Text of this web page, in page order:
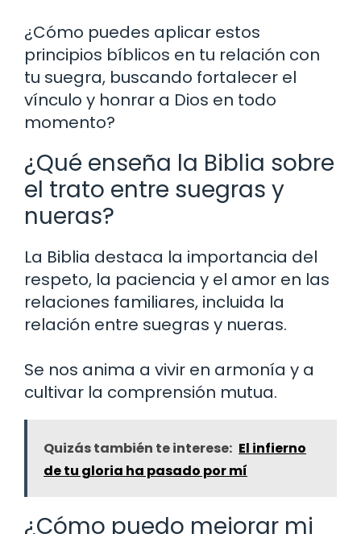
¿Cómo puedes aplicar estos
principios bíblicos en tu relación con
tu suegra, buscando fortalecer el
vínculo y honrar a Dios en todo
momento?
¿Qué enseña la Biblia sobre
el trato entre suegras y
nueras?
La Biblia destaca la importancia del
respeto, la paciencia y el amor en las
relaciones familiares, incluida la
relación entre suegras y nueras.
Se nos anima a vivir en armonía y a
cultivar la comprensión mutua.
Quizás también te interese: El infierno
de tu gloria ha pasado por mí
¿Cómo puedo mejorar mi